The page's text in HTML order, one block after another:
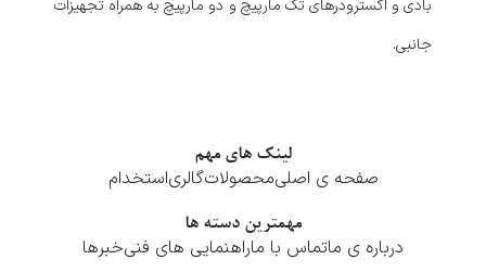
لینک های مهم
صفحه ی اصلیمحصولاتگالریاستخدام
مهمترین دسته ها
درباره ی ماتماس با ماراهنمایی های فنیخبرها
بادی و اکسترودرهای تک مارپیچ و دو مارپیچ به همراه تجهیزات
جانبی.